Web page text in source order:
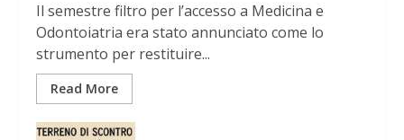
Il semestre filtro per l’accesso a Medicina e
Odontoiatria era stato annunciato come lo
strumento per restituire...
Read More